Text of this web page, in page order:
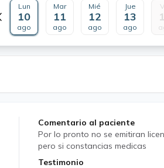
Lun
10
ago
Mar
11
ago
Mié
12
ago
Jue
13
ago
Comentario al paciente
Por lo pronto no se emitiran
pero si constancias medicas
Testimonio